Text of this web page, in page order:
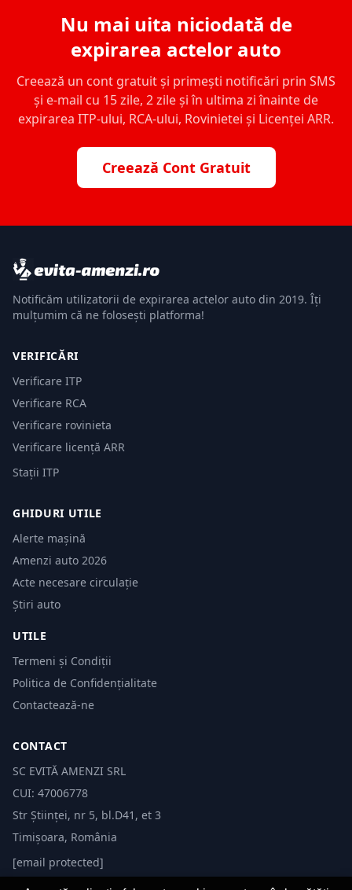
Nu mai uita niciodată de
expirarea actelor auto
Creează un cont gratuit și primești notificări prin SMS
și e-mail cu 15 zile, 2 zile și în ultima zi înainte de
expirarea ITP-ului, RCA-ului, Rovinietei și Licenței ARR.
Creează Cont Gratuit
Notificăm utilizatorii de expirarea actelor auto din 2019. Îți
mulțumim că ne folosești platforma!
VERIFICĂRI
Verificare ITP
Verificare RCA
Verificare rovinieta
Verificare licență ARR
Stații ITP
GHIDURI UTILE
Alerte mașină
Amenzi auto 2026
Acte necesare circulație
Știri auto
UTILE
Termeni și Condiții
Politica de Confidențialitate
Contactează-ne
CONTACT
SC EVITĂ AMENZI SRL
CUI: 47006778
Str Științei, nr 5, bl.D41, et 3
Timișoara, România
[email protected]